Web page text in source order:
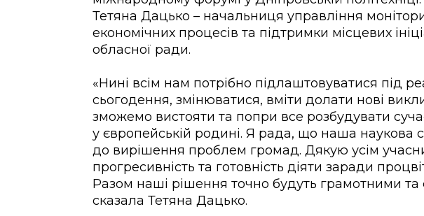
Тетяна Дацько – начальниця управління
економічних процесів та підтримки місцевих
обласної ради.
«Нині всім нам потрібно підлаштовуватися під
сьогодення, змінюватися, вміти долати нові
зможемо вистояти та попри все розбудувати
у європейській родині. Я рада, що наша наукова
до вирішення проблем громад. Дякую усім
прогресивність та готовність діяти заради
Разом наші рішення точно будуть грамотними
сказала Тетяна Дацько.